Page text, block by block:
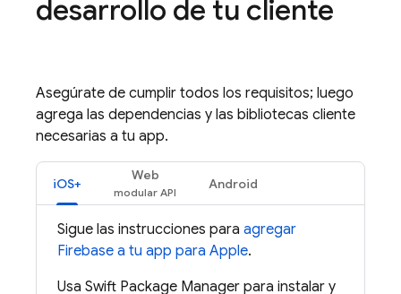
desarrollo de tu cliente
Asegúrate de cumplir todos los requisitos; luego
agrega las dependencias y las bibliotecas cliente
necesarias a tu app.
iOS+
Web
Android
Sigue las instrucciones para agregar
Firebase a tu app para Apple.
Usa Swift Package Manager para instalar y